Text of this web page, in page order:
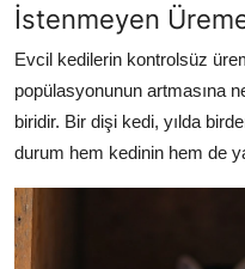
İstenmeyen
Evcil kedilerin kontrolsüz
popülasyonunun artmasına
biridir. Bir dişi kedi, yılda
durum hem kedinin hem de